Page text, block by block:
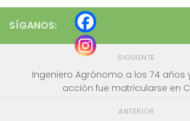
SÍGANOS:
SIGUIENTE
Ingeniero Agrónomo a los 74 años
acción fue matricularse en
ANTERIOR